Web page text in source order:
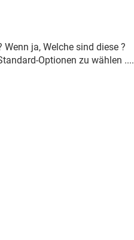
ja, Welche sind diese ?
Optionen zu wählen ....